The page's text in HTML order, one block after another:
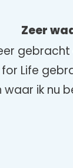
Zeer
for Life
ik nu